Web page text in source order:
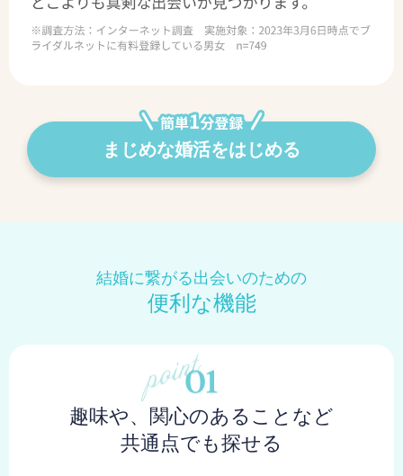
まじめな婚活をはじめる
結婚に繋がる出会いのための
便利な機能
趣味や、関心のあることなど
共通点でも探せる